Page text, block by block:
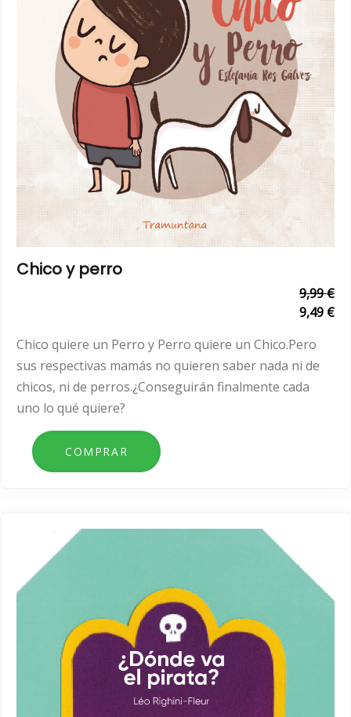
Chico y perro
9,99 €
9,49 €
Chico quiere un Perro y Perro quiere un Chico.Pero
sus respectivas mamás no quieren saber nada ni de
chicos, ni de perros.¿Conseguirán finalmente cada
uno lo qué quiere?